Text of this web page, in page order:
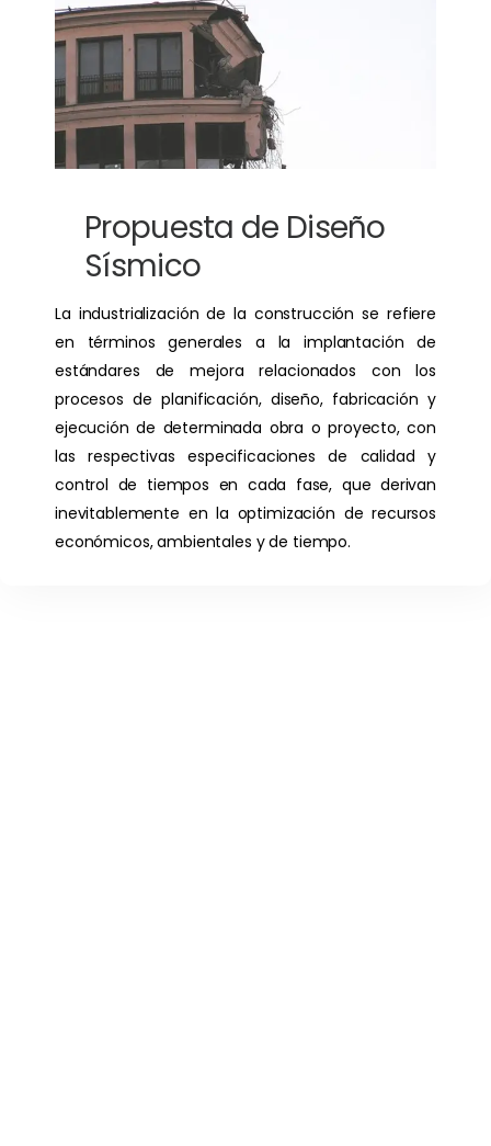
Propuesta de Diseño
Sísmico
La industrialización de la construcción se refiere
en términos generales a la implantación de
estándares de mejora relacionados con los
procesos de planificación, diseño, fabricación y
ejecución de determinada obra o proyecto, con
las respectivas especificaciones de calidad y
control de tiempos en cada fase, que derivan
inevitablemente en la optimización de recursos
económicos, ambientales y de tiempo.